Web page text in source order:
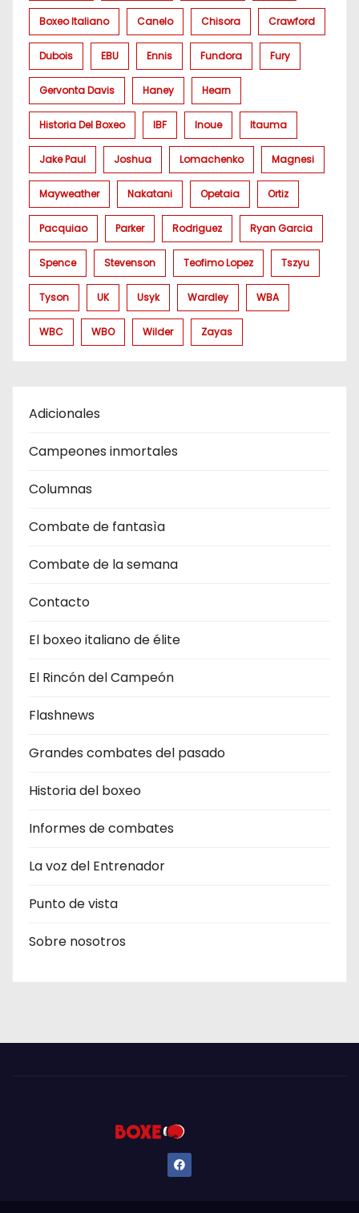
Boxeo Italiano Canelo Chisora Crawford
Dubois EBU Ennis Fundora Fury
Gervonta Davis Haney Hearn
Historia Del Boxeo IBF Inoue Itauma
Jake Paul Joshua Lomachenko Magnesi
Mayweather Nakatani Opetaia Ortiz
Pacquiao Parker Rodriguez Ryan Garcia
Spence Stevenson Teofimo Lopez Tszyu
Tyson UK Usyk Wardley WBA
WBC WBO Wilder Zayas
Adicionales
Campeones inmortales
Columnas
Combate de fantasìa
Combate de la semana
Contacto
El boxeo italiano de élite
El Rincón del Campeón
Flashnews
Grandes combates del pasado
Historia del boxeo
Informes de combates
La voz del Entrenador
Punto de vista
Sobre nosotros